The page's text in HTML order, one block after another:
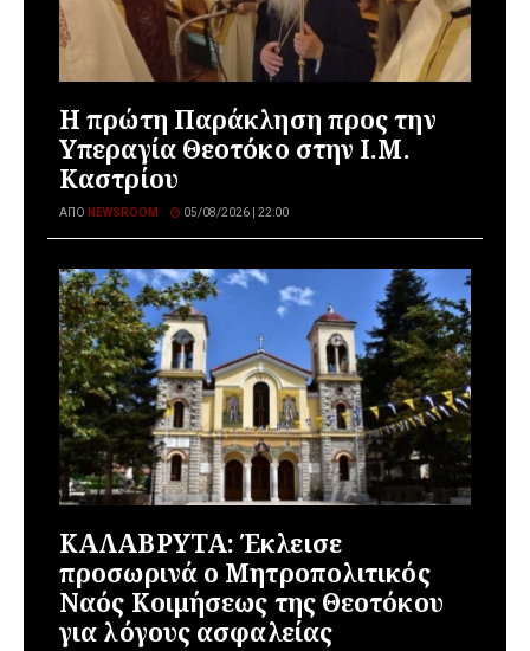
Η πρώτη Παράκληση προς την
Υπεραγία Θεοτόκο στην Ι.Μ.
Καστρίου
ΑΠΌ NEWSROOM 05/08/2026 | 22:00
ΚΑΛΑΒΡΥΤΑ: Έκλεισε
προσωρινά ο Μητροπολιτικός
Ναός Κοιμήσεως της Θεοτόκου
για λόγους ασφαλείας